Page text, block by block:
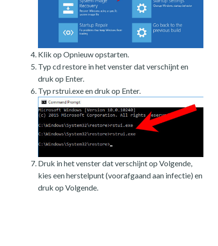
Klik op Opnieuw opstarten.
Typ cd restore in het venster dat verschijnt en
druk op Enter.
Typ rstrui.exe en druk op Enter.
Druk in het venster dat verschijnt op Volgende,
kies een herstelpunt (voorafgaand aan infectie) en
druk op Volgende.